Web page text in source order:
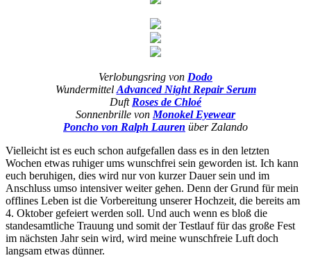
Verlobungsring von Dodo
Wundermittel Advanced Night Repair Serum
Duft Roses de Chloé
Sonnenbrille von Monokel Eyewear
Poncho von Ralph Lauren über Zalando
Vielleicht ist es euch schon aufgefallen dass es in den letzten
Wochen etwas ruhiger ums wunschfrei sein geworden ist. Ich kann
euch beruhigen, dies wird nur von kurzer Dauer sein und im
Anschluss umso intensiver weiter gehen. Denn der Grund für mein
offlines Leben ist die Vorbereitung unserer Hochzeit, die bereits am
4. Oktober gefeiert werden soll. Und auch wenn es bloß die
standesamtliche Trauung und somit der Testlauf für das große Fest
im nächsten Jahr sein wird, wird meine wunschfreie Luft doch
langsam etwas dünner.